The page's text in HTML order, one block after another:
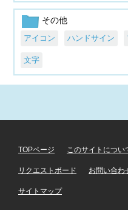
その他
アイコン ハンドサイン
文字
TOPページ このサイトについ
リクエストボード お問い合わ
サイトマップ